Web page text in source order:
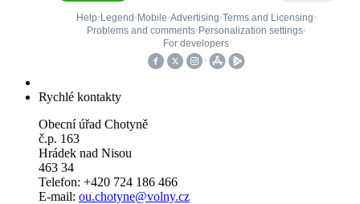
Rychlé kontakty
Obecní úřad Chotyně
č.p. 163
Hrádek nad Nisou
463 34
Telefon: +420 724 186 466
E-mail: ou.chotyne@volny.cz